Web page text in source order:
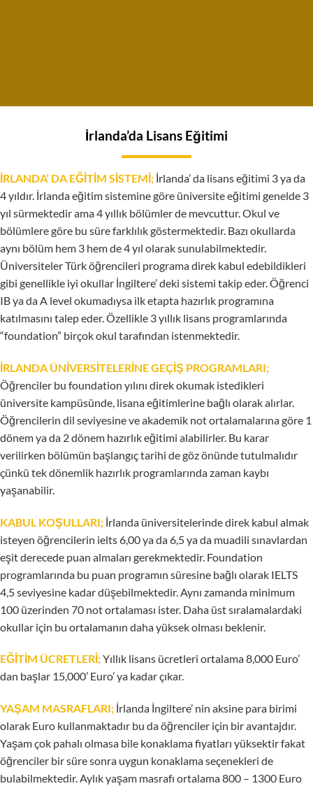
İrlanda’da Lisans Eğitimi
İRLANDA’ DA EĞİTİM SİSTEMİ; İrlanda’ da lisans eğitimi 3 ya da
4 yıldır. İrlanda eğitim sistemine göre üniversite eğitimi genelde 3
yıl sürmektedir ama 4 yıllık bölümler de mevcuttur. Okul ve
bölümlere göre bu süre farklılık göstermektedir. Bazı okullarda
aynı bölüm hem 3 hem de 4 yıl olarak sunulabilmektedir.
Üniversiteler Türk öğrencileri programa direk kabul edebildikleri
gibi genellikle iyi okullar İngiltere’ deki sistemi takip eder. Öğrenci
IB ya da A level okumadıysa ilk etapta hazırlık programına
katılmasını talep eder. Özellikle 3 yıllık lisans programlarında
“foundation” birçok okul tarafından istenmektedir.
İRLANDA ÜNİVERSİTELERİNE GEÇİŞ PROGRAMLARI;
Öğrenciler bu foundation yılını direk okumak istedikleri
üniversite kampüsünde, lisana eğitimlerine bağlı olarak alırlar.
Öğrencilerin dil seviyesine ve akademik not ortalamalarına göre 1
dönem ya da 2 dönem hazırlık eğitimi alabilirler. Bu karar
verilirken bölümün başlangıç tarihi de göz önünde tutulmalıdır
çünkü tek dönemlik hazırlık programlarında zaman kaybı
yaşanabilir.
KABUL KOŞULLARI; İrlanda üniversitelerinde direk kabul almak
isteyen öğrencilerin ielts 6,00 ya da 6,5 ya da muadili sınavlardan
eşit derecede puan almaları gerekmektedir. Foundation
programlarında bu puan programın süresine bağlı olarak IELTS
4,5 seviyesine kadar düşebilmektedir. Aynı zamanda minimum
100 üzerinden 70 not ortalaması ister. Daha üst sıralamalardaki
okullar için bu ortalamanın daha yüksek olması beklenir.
EĞİTİM ÜCRETLERİ;Yıllık lisans ücretleri ortalama 8,000 Euro’
dan başlar 15,000’ Euro’ ya kadar çıkar.
YAŞAM MASRAFLARI; İrlanda İngiltere’ nin aksine para birimi
olarak Euro kullanmaktadır bu da öğrenciler için bir avantajdır.
Yaşam çok pahalı olmasa bile konaklama fiyatları yüksektir fakat
öğrenciler bir süre sonra uygun konaklama seçenekleri de
bulabilmektedir. Aylık yaşam masrafı ortalama 800 – 1300 Euro